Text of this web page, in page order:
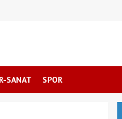
SANAT SPOR